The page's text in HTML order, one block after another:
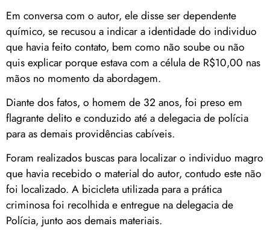
Em conversa com o autor, ele disse ser dependente
químico, se recusou a indicar a identidade do individuo
que havia feito contato, bem como não soube ou não
quis explicar porque estava com a célula de R$10,00 nas
mãos no momento da abordagem.
Diante dos fatos, o homem de 32 anos, foi preso em
flagrante delito e conduzido até a delegacia de polícia
para as demais providências cabíveis.
Foram realizados buscas para localizar o individuo magro
que havia recebido o material do autor, contudo este não
foi localizado. A bicicleta utilizada para a prática
criminosa foi recolhida e entregue na delegacia de
Polícia, junto aos demais materiais.